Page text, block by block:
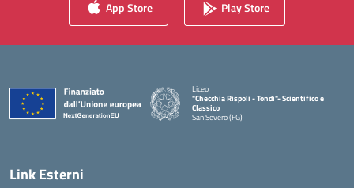
App Store Play Store
Liceo
"Checchia Rispoli - Tondi"- Scientifico e
Classico
San Severo (FG)
Link Esterni